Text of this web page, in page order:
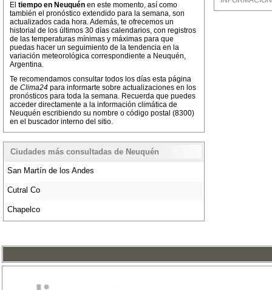
El tiempo en Neuquén en este momento, así como
también el pronóstico extendido para la semana, son
actualizados cada hora. Además, te ofrecemos un
historial de los últimos 30 días calendarios, con registros
de las temperaturas mínimas y máximas para que
puedas hacer un seguimiento de la tendencia en la
variación meteorológica correspondiente a Neuquén,
Argentina.
Te recomendamos consultar todos los días esta página
de Clima24 para informarte sobre actualizaciones en los
pronósticos para toda la semana. Recuerda que puedes
acceder directamente a la información climática de
Neuquén escribiendo su nombre o código postal (8300)
en el buscador interno del sitio.
Ciudades más consultadas de Neuquén
San Martín de los Andes
Cutral Co
Chapelco